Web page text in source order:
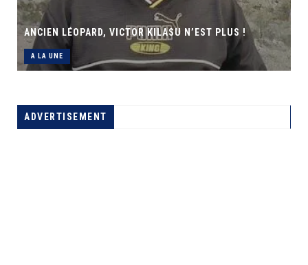
ANCIEN LÉOPARD, VICTOR KILASU N’EST PLUS !
A LA UNE
ADVERTISEMENT